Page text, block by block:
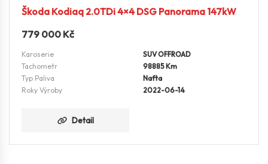
Škoda Kodiaq 2.0TDi 4×4 DSG Panorama 147kW
779 000 Kč
Karoserie
SUV OFFROAD
Tachometr
98885 Km
Typ Paliva
Nafta
Roky Výroby
2022-06-14
Detail